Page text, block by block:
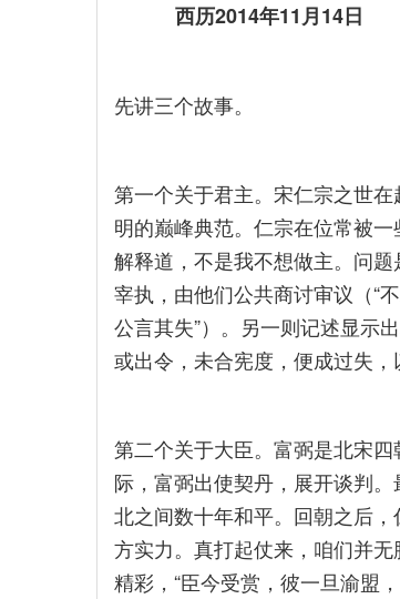
西历2014年11月14日
先讲三个故事。
第一个关于君主。宋仁宗之世
明的巅峰典范。仁宗在位常被
解释道，不是我不想做主。问
宰执，由他们公共商讨审议（“
公言其失”）。另一则记述显示
或出令，未合宪度，便成过失，
第二个关于大臣。富弼是北宋
际，富弼出使契丹，展开谈判
北之间数十年和平。回朝之后
方实力。真打起仗来，咱们并
精彩，“臣今受赏，彼一旦渝盟